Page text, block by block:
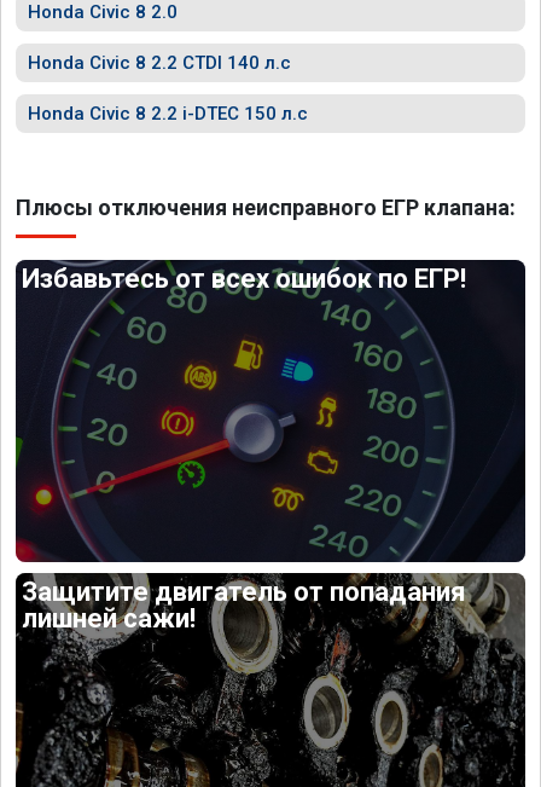
Honda Civic 8 2.0
Honda Civic 8 2.2 CTDI 140 л.с
Honda Civic 8 2.2 i-DTEC 150 л.с
Плюсы отключения неисправного ЕГР клапана:
Избавьтесь от всех ошибок по ЕГР!
Защитите двигатель от попадания
лишней сажи!